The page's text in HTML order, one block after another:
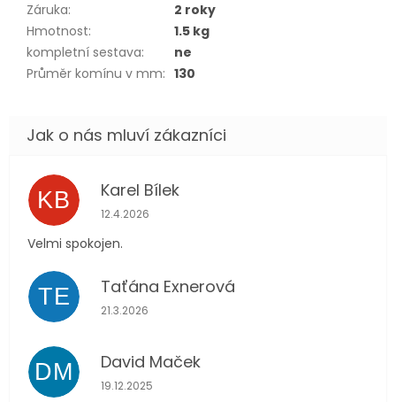
Záruka:
2 roky
Hmotnost:
1.5 kg
kompletní sestava:
ne
Průměr komínu v mm: 130
KB Karel Bílek
Hodnocení obchodu je 5 z 5 hvězdiček.
12.4.2026
Velmi spokojen.
TE Taťána Exnerová
Hodnocení obchodu je 5 z 5 hvězdiček.
21.3.2026
DM David Maček
Hodnocení obchodu je 5 z 5 hvězdiček.
19.12.2025